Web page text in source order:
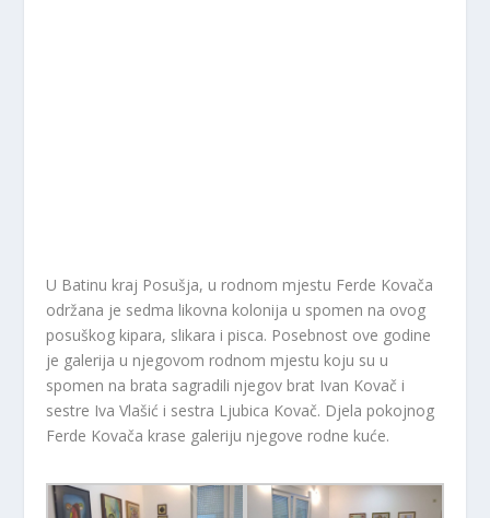
U Batinu kraj Posušja, u rodnom mjestu Ferde Kovača
održana je sedma likovna kolonija u spomen na ovog
posuškog kipara, slikara i pisca. Posebnost ove godine
je galerija u njegovom rodnom mjestu koju su u
spomen na brata sagradili njegov brat Ivan Kovač i
sestre Iva Vlašić i sestra Ljubica Kovač. Djela pokojnog
Ferde Kovača krase galeriju njegove rodne kuće.